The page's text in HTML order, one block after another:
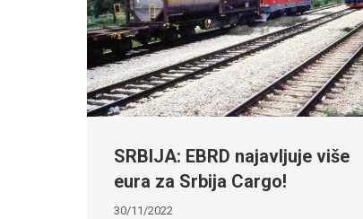
SRBIJA: EBRD najavljuje više
eura za Srbija Cargo!
30/11/2022